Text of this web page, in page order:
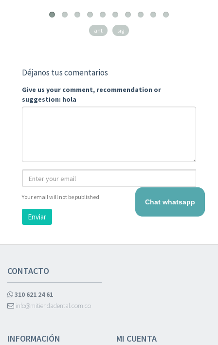
ant sig
Déjanos tus comentarios
Give us your comment, recommendation or
suggestion: hola
Your email will not be published
Enviar
CONTACTO
310 621 24 61
info@mitiendadental.com.co
INFORMACIÓN MI CUENTA
Chat whatsapp